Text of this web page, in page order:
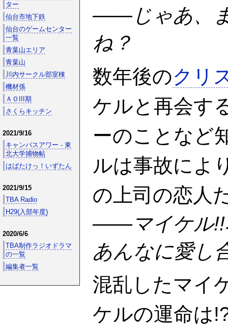
――じゃあ、
ね？
数年後のクリ
ケルと再会す
ーのことなど
ルは事故によ
の上司の恋人
――マイケル!!
あんなに愛し
混乱したマイ
ケルの運命は
ター
仙台市地下鉄
仙台のゲームセンター
一覧
青葉山エリア
青葉山
川内サークル部室棟
機材係
ＡＯIII期
さくらキッチン
2021/9/16
キャンパスアワー - 東
北大学捕物帖
はばたけっ！いずたん
2021/9/15
TBA Radio
H29(入部年度)
2020/6/6
TBA制作ラジオドラマ
の一覧
編集者一覧